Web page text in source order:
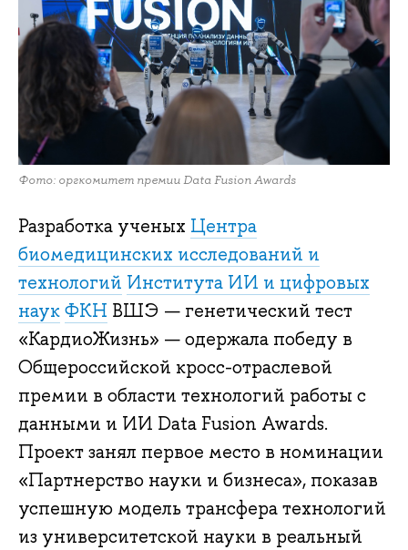
Фото: оргкомитет премии Data Fusion Awards
Разработка ученых Центра
биомедицинских исследований и
технологий Института ИИ и цифровых
наукФКН ВШЭ — генетический тест
«КардиоЖизнь» — одержала победу в
Общероссийской кросс-отраслевой
премии в области технологий работы с
данными и ИИ Data Fusion Awards.
Проект занял первое место в номинации
«Партнерство науки и бизнеса», показав
успешную модель трансфера технологий
из университетской науки в реальный